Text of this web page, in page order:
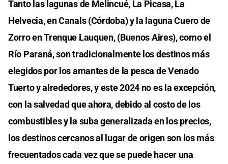
Tanto las lagunas de Melincué, La Picasa, La
Helvecia, en Canals (Córdoba) y la laguna Cuero de
Zorro en Trenque Lauquen, (Buenos Aires), como el
Río Paraná, son tradicionalmente los destinos más
elegidos por los amantes de la pesca de Venado
Tuerto y alrededores, y este 2024 no es la excepción,
con la salvedad que ahora, debido al costo de los
combustibles y la suba generalizada en los precios,
los destinos cercanos al lugar de origen son los más
frecuentados cada vez que se puede hacer una